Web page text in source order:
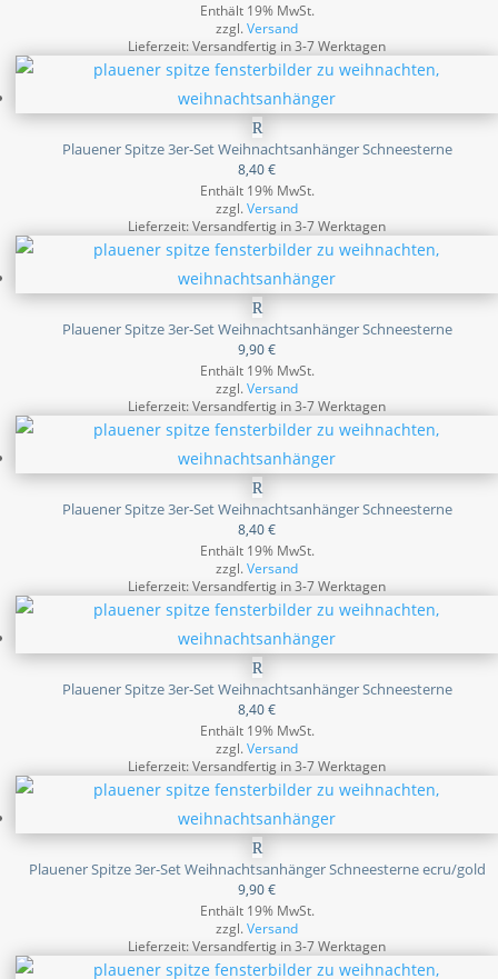
Enthält 19% MwSt.
zzgl.Versand
Lieferzeit: Versandfertig in 3-7 Werktagen
Plauener Spitze 3er-Set Weihnachtsanhänger Schneesterne
8,40€
Enthält 19% MwSt.
zzgl.Versand
Lieferzeit: Versandfertig in 3-7 Werktagen
Plauener Spitze 3er-Set Weihnachtsanhänger Schneesterne
9,90€
Enthält 19% MwSt.
zzgl.Versand
Lieferzeit: Versandfertig in 3-7 Werktagen
Plauener Spitze 3er-Set Weihnachtsanhänger Schneesterne
8,40€
Enthält 19% MwSt.
zzgl.Versand
Lieferzeit: Versandfertig in 3-7 Werktagen
Plauener Spitze 3er-Set Weihnachtsanhänger Schneesterne
8,40€
Enthält 19% MwSt.
zzgl.Versand
Lieferzeit: Versandfertig in 3-7 Werktagen
Plauener Spitze 3er-Set Weihnachtsanhänger Schneesterne ecru/gold
9,90€
Enthält 19% MwSt.
zzgl.Versand
Lieferzeit: Versandfertig in 3-7 Werktagen